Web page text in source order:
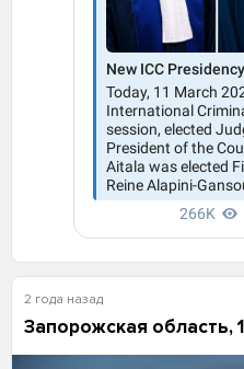
2 года назад
Запорожская область,